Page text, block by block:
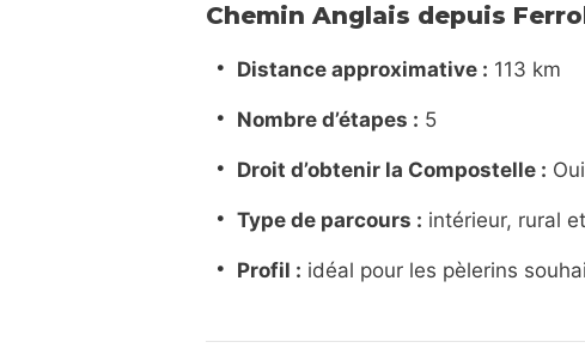
Chemin Anglais depuis Ferrol
Distance approximative : 113 km
Nombre d’étapes : 5
Droit d’obtenir la Compostelle : Oui
Type de parcours : intérieur, rural
Profil : idéal pour les pèlerins